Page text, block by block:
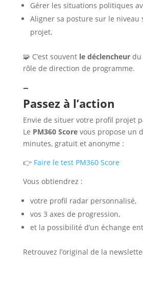
Gérer les situations politiques
Aligner sa posture sur le niveau
projet.
🧩 C’est souvent le déclencheurdu
rôle de direction de programme.
–
Passez à l’action
Envie de situer votre profil projet
Le PM360 Scorevous propose un
minutes, gratuit et anonyme :
👉 Faire le test PM360 Score
Vous obtiendrez :
votre profil radar personnalisé,
vos 3 axes de progression,
et la possibilité d’un échange
Retrouvez l’original de la